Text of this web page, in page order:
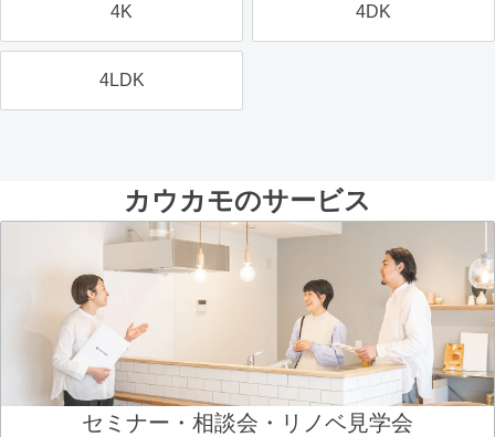
4K 4DK
4LDK
カウカモのサービス
セミナー・相談会・リノベ見学会